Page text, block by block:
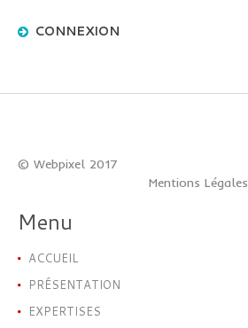
CONNEXION
© Webpixel 2017
Mentions Légales
Menu
ACCUEIL
PRÉSENTATION
EXPERTISES